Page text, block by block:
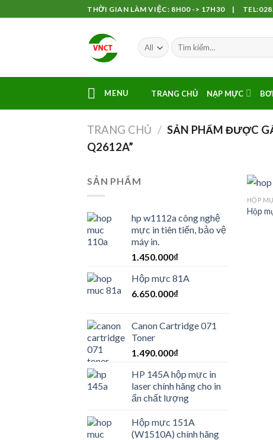
to
THỜI GIAN LÀM VIỆC: 8H00 -> 17H30 |
MENU TRANG CHỦ NẠP MỰC
TRANG CHỦ / SẢN PHẨM ĐƯỢC
Q2612A”
SẢN PHẨM
hp w1112a công nghệ
mực in tiên tiến, bảo vệ
máy in.
1.450.000₫
Hộp mực 81A
6.650.000₫
Canon Cartridge 071
Toner
1.490.000₫
HP 145A hộp mực in
laser chính hãng cho in
ấn chất lượng
Hộp mực 151A
(W1510A) chính hãng
HỘP
Hộp